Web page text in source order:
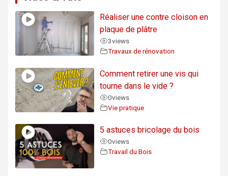
Réaliser une contre cloison en
plaque de plâtre
3views
Travaux de rénovation
Comment retirer une vis qui
tourne dans le vide ?
0views
Vie pratique
5 astuces bricolage du bois
0views
Travail du Bois